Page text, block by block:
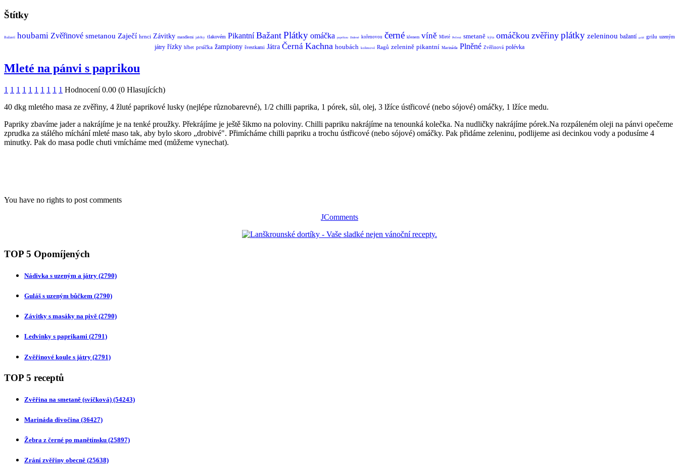
Štítky
Bažantí houbami Zvěřinové smetanou Zaječí hrnci Závitky mandlemi jablky tlakovém Pikantní Bažant Plátky omáčka paprikou Dušené kořenovou černé křenem víně Mleté Pečená smetaně kýta omáčkou zvěřiny plátky zeleninou bažantí guláš grilu uzeným
játry řízky hřbet prsíčka žampiony švestkami Játra Černá Kachna houbách kořenové Ragů zelenině pikantní Marináda Plněné Zvěřinová polévka
Mleté na pánvi s paprikou
1 1 1 1 1 1 1 1 1 1 Hodnocení 0.00 (0 Hlasujících)
40 dkg mletého masa ze zvěřiny, 4 žluté paprikové lusky (nejlépe různobarevné), 1/2 chilli paprika, 1 pórek, sůl, olej, 3 lžíce ústřicové (nebo sójové) omáčky, 1 lžíce medu.
Papriky zbavíme jader a nakrájíme je na tenké proužky. Překrájíme je ještě šikmo na poloviny. Chilli papriku nakrájíme na tenounká kolečka. Na nudličky nakrájíme pórek.Na rozpáleném oleji na pánvi opečeme
zprudka za stálého míchání mleté maso tak, aby bylo skoro „drobivé". Přimícháme chilli papriku a trochu ústřicové (nebo sójové) omáčky. Pak přidáme zeleninu, podlijeme asi decinkou vody a podusíme 4
minutky. Pak do masa podle chuti vmícháme med (můžeme vynechat).
You have no rights to post comments
JComments
TOP 5 Opomíjených
Nádivka s uzeným a játry (2790)
Guláš s uzeným bůčkem (2790)
Závitky s masáky na pivě (2790)
Ledvinky s paprikami (2791)
Zvěřinové koule s játry (2791)
TOP 5 receptů
Zvěřina na smetaně (svíčková) (54243)
Marináda divočina (36427)
Žebra z černé po manětínsku (25897)
Zrání zvěřiny obecně (25638)